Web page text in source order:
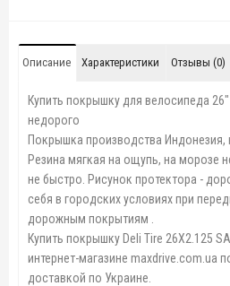
Описание Характеристики Отзывы (0)
Купить покрышку для велосипеда
недорого
Покрышка производства Индонезия,
Резина мягкая на ощупь, на морозе
не быстро. Рисунок протектора -
себя в городских условиях при
дорожным покрытиям .
Купить покрышку Deli Tire 26X2.125
интернет-магазине maxdrive.com.ua
доставкой по Украине.